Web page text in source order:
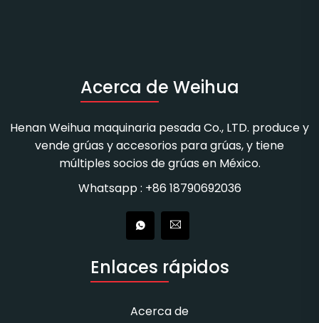
Acerca de Weihua
Henan Weihua maquinaria pesada Co., LTD. produce y
vende grúas y accesorios para grúas, y tiene
múltiples socios de grúas en México.
Whatsapp : +86 18790692036
Enlaces rápidos
Acerca de